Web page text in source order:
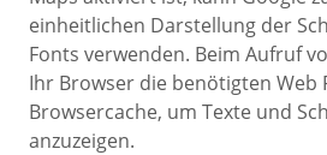
einheitlichen Darstellung der
Fonts verwenden. Beim Aufruf
Ihr Browser die benötigten Web
Browsercache, um Texte und
anzuzeigen.